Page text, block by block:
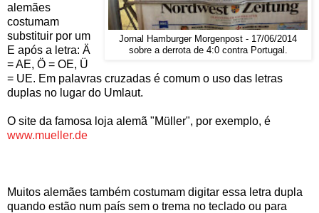
Jornal Hamburger Morgenpost - 17/06/2014
sobre a derrota de 4:0 contra Portugal.
alemães
costumam
substituir por um
E após a letra: Ä
= AE, Ö = OE, Ü
= UE. Em palavras cruzadas é comum o uso das letras
duplas no lugar do Umlaut.
O site da famosa loja alemã "Müller", por exemplo, é
www.mueller.de
Muitos alemães também costumam digitar essa letra dupla
quando estão num país sem o trema no teclado ou para